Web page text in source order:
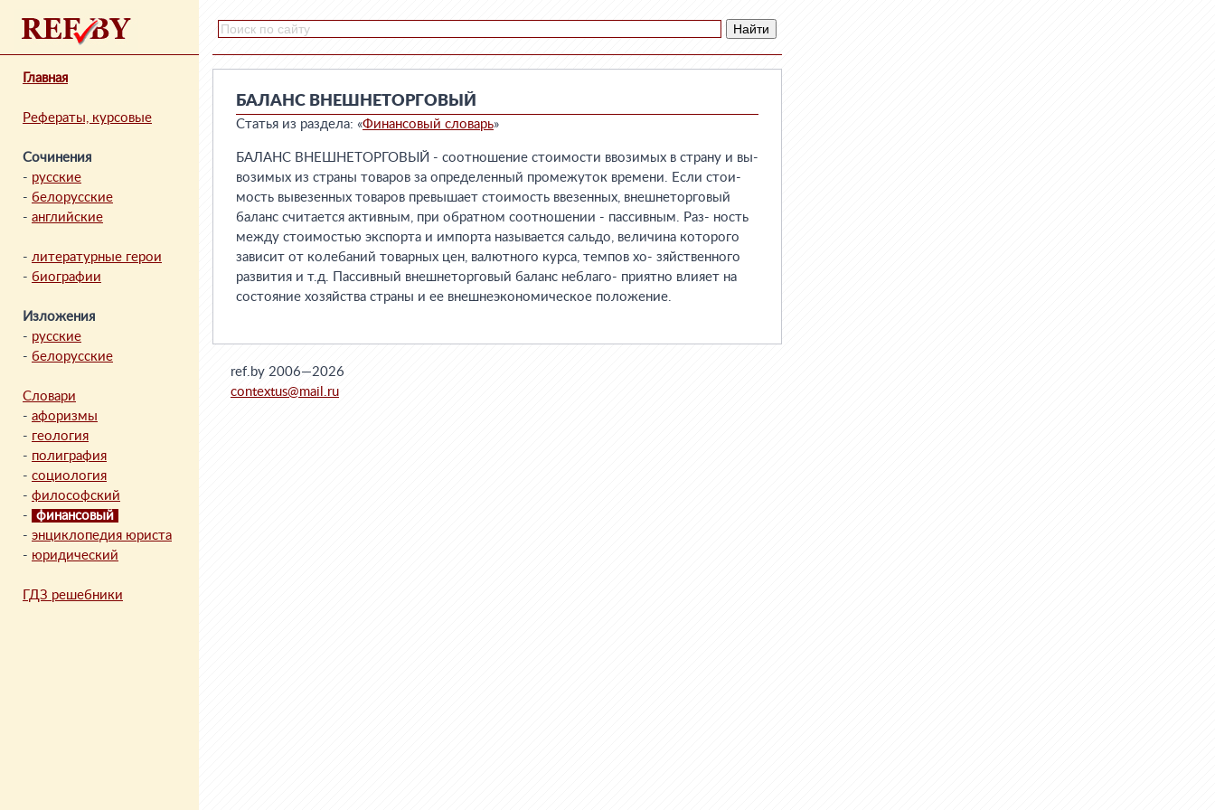
Главная
Рефераты, курсовые
Сочинения
- русские
- белорусские
- английские
- литературные герои
- биографии
Изложения
- русские
- белорусские
Словари
- афоризмы
- геология
- полиграфия
- социология
- философский
-
финансовый
- энциклопедия юриста
- юридический
ГДЗ решебники
БАЛАНС ВНЕШНЕТОРГОВЫЙ
Статья из раздела: «Финансовый словарь»
БАЛАНС ВНЕШНЕТОРГОВЫЙ - соотношение стоимости ввозимых в страну и вы-
возимых из страны товаров за определенный промежуток времени. Если стои-
мость вывезенных товаров превышает стоимость ввезенных, внешнеторговый
баланс считается активным, при обратном соотношении - пассивным. Раз- ность
между стоимостью экспорта и импорта называется сальдо, величина которого
зависит от колебаний товарных цен, валютного курса, темпов хо- зяйственного
развития и т.д. Пассивный внешнеторговый баланс неблаго- приятно влияет на
состояние хозяйства страны и ее внешнеэкономическое положение.
ref.by 2006—2026
contextus@mail.ru